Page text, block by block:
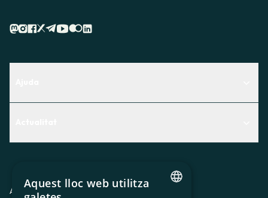
Premsa
Avis legal Política de privacitatPolítica de cookies
Aquest lloc web utilitza